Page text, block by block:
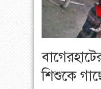
শিশুকে